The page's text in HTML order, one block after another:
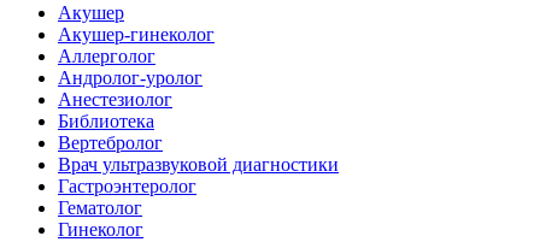
Акушер
Акушер-гинеколог
Аллерголог
Андролог-уролог
Анестезиолог
Библиотека
Вертебролог
Врач ультразвуковой диагностики
Гастроэнтеролог
Гематолог
Гинеколог